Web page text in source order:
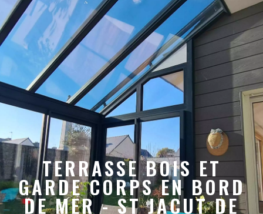
TERRASSE BOIS ET
GARDE CORPS EN BORD
DE MER - ST JACUT DE